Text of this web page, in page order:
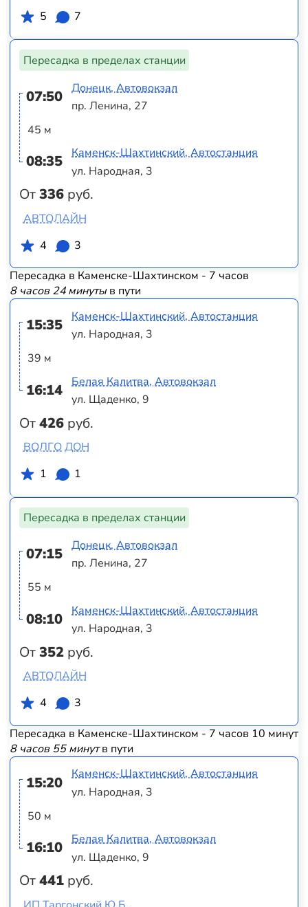
5
7
Пересадка в пределах станции
07:50
45 м
08:35
От336 руб.
Донецк, Автовокзал
пр. Ленина, 27
Каменск-Шахтинский, Автостанция
ул. Народная, 3
АВТОЛАЙН
4
3
Пересадка в Каменске-Шахтинском - 7 часов
8 часов 24 минутыв пути
15:35
39 м
16:14
От426 руб.
Каменск-Шахтинский, Автостанция
ул. Народная, 3
Белая Калитва, Автовокзал
ул. Щаденко, 9
ВОЛГО ДОН
1
1
Пересадка в пределах станции
07:15
55 м
08:10
От352 руб.
Донецк, Автовокзал
пр. Ленина, 27
Каменск-Шахтинский, Автостанция
ул. Народная, 3
АВТОЛАЙН
4
3
Пересадка в Каменске-Шахтинском - 7 часов 10 минут
8 часов 55 минутв пути
15:20
50 м
16:10
От441 руб.
Каменск-Шахтинский, Автостанция
ул. Народная, 3
Белая Калитва, Автовокзал
ул. Щаденко, 9